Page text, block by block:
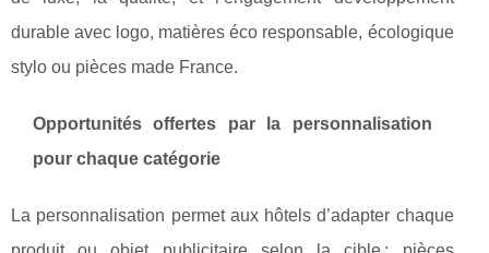
durable avec logo, matières éco responsable, écologique
stylo ou pièces made France.
Opportunités offertes par la personnalisation
pour chaque catégorie
La personnalisation permet aux hôtels d’adapter chaque